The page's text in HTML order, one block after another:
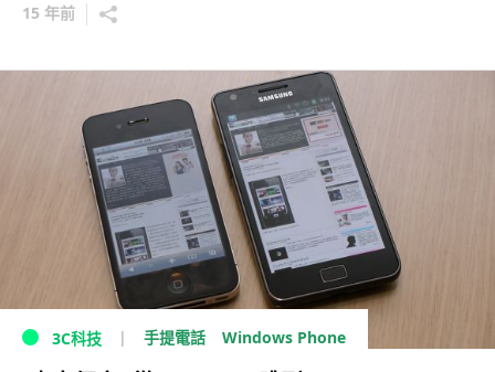
15 年前
3C科技 手提電話 Windows Phone